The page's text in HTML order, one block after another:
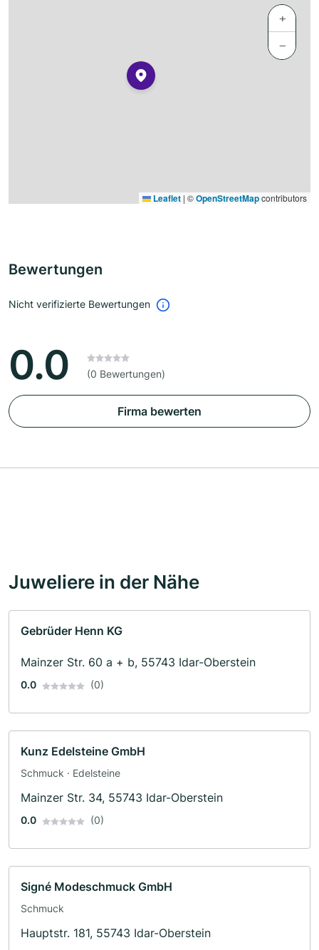
+
−
Leaflet | ©OpenStreetMapcontributors
Bewertungen
Nicht verifizierte Bewertungen
0.0 (0 Bewertungen)
Firma bewerten
Juweliere in der Nähe
Gebrüder Henn KG
Mainzer Str. 60 a + b, 55743 Idar-Oberstein
0.0 (0)
Kunz Edelsteine GmbH
Schmuck · Edelsteine
Mainzer Str. 34, 55743 Idar-Oberstein
0.0 (0)
Signé Modeschmuck GmbH
Schmuck
Hauptstr. 181, 55743 Idar-Oberstein